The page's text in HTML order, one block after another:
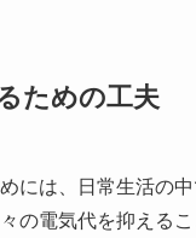
ための工夫
には、日常生活の
の電気代を抑える